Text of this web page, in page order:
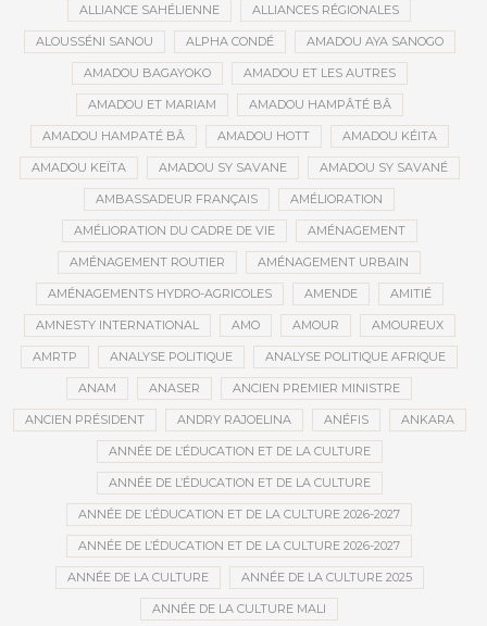
ALLIANCE SAHÉLIENNE ALLIANCES RÉGIONALES
ALOUSSÉNI SANOU ALPHA CONDÉ AMADOU AYA SANOGO
AMADOU BAGAYOKO AMADOU ET LES AUTRES
AMADOU ET MARIAM AMADOU HAMPÂTÉ BÂ
AMADOU HAMPATÉ BÂ AMADOU HOTT AMADOU KÉITA
AMADOU KEÏTA AMADOU SY SAVANE AMADOU SY SAVANÉ
AMBASSADEUR FRANÇAIS AMÉLIORATION
AMÉLIORATION DU CADRE DE VIE AMÉNAGEMENT
AMÉNAGEMENT ROUTIER AMÉNAGEMENT URBAIN
AMÉNAGEMENTS HYDRO-AGRICOLES AMENDE AMITIÉ
AMNESTY INTERNATIONAL AMO AMOUR AMOUREUX
AMRTP ANALYSE POLITIQUE ANALYSE POLITIQUE AFRIQUE
ANAM ANASER ANCIEN PREMIER MINISTRE
ANCIEN PRÉSIDENT ANDRY RAJOELINA ANÉFIS ANKARA
ANNÉE DE L’ÉDUCATION ET DE LA CULTURE
ANNÉE DE L’ÉDUCATION ET DE LA CULTURE
ANNÉE DE L’ÉDUCATION ET DE LA CULTURE 2026-2027
ANNÉE DE L’ÉDUCATION ET DE LA CULTURE 2026-2027
ANNÉE DE LA CULTURE ANNÉE DE LA CULTURE 2025
ANNÉE DE LA CULTURE MALI